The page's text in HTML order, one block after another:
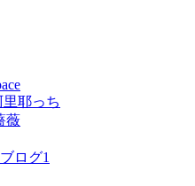
耶っち
薇
ログ1